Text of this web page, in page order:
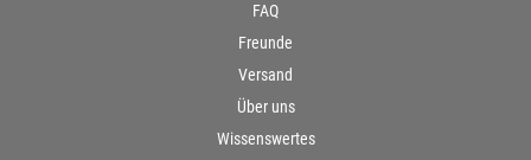
FAQ
Freunde
Versand
Über uns
Wissenswertes